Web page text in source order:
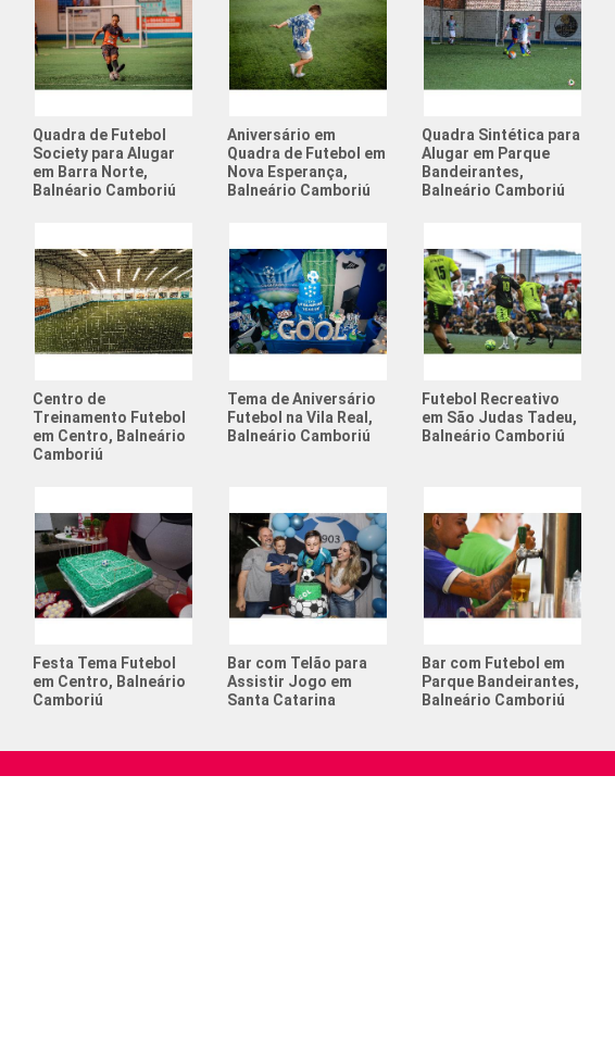
Quadra de Futebol
Society para Alugar
em Barra Norte,
Balnéario Camboriú
Aniversário em
Quadra de Futebol em
Nova Esperança,
Balneário Camboriú
Quadra Sintética para
Alugar em Parque
Bandeirantes,
Balneário Camboriú
Centro de
Treinamento Futebol
em Centro, Balneário
Camboriú
Tema de Aniversário
Futebol na Vila Real,
Balneário Camboriú
Futebol Recreativo
em São Judas Tadeu,
Balneário Camboriú
Festa Tema Futebol
em Centro, Balneário
Camboriú
Bar com Telão para
Assistir Jogo em
Santa Catarina
Bar com Futebol em
Parque Bandeirantes,
Balneário Camboriú